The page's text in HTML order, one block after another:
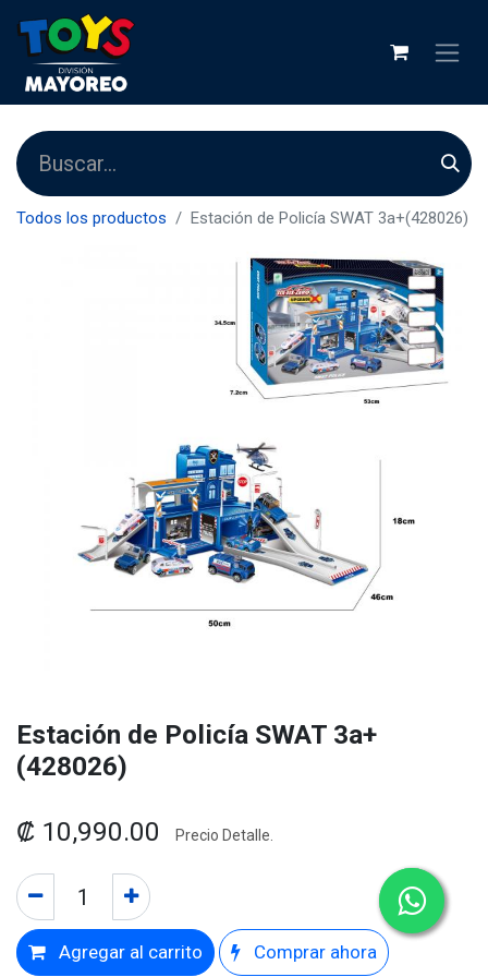
Todos los productos Estación de Policía SWAT 3a+(428026)
Estación de Policía SWAT 3a+
(428026)
₡ 10,990.00 Precio Detalle.
Agregar al carrito Comprar ahora